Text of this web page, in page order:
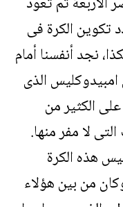
تكوين الكرة فى
نجد أنفسنا أمام
الذى
الكثير من
لا مفر منها.
هذه الكرة
من بين هؤلاء